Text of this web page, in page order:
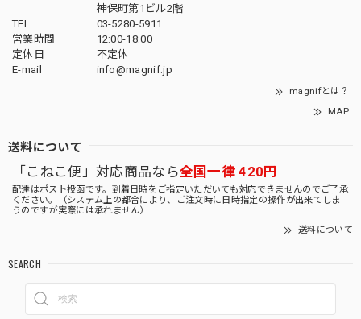
神保町第1ビル2階
TEL
03-5280-5911
営業時間
12:00-18:00
定休日
不定休
E-mail
info@magnif.jp
magnifとは？
MAP
送料について
「こねこ便」対応商品なら全国一律 420円
配達はポスト投函です。到着日時をご指定いただいても対応できませんのでご了承
ください。（システム上の都合により、ご注文時に日時指定の操作が出来てしま
うのですが実際には承れません）
送料について
SEARCH